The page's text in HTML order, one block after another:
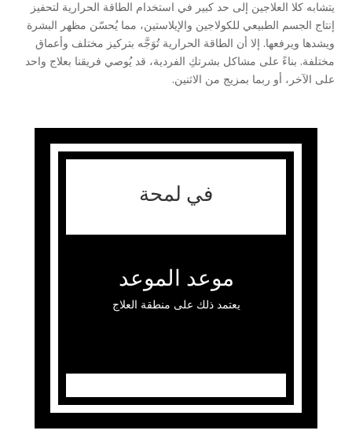
يتشابه كلا العلاجين إلى حد كبير في استخدام الطاقة الحرارية لتحفيز
إنتاج الجسم الطبيعي للكولاجين والإيلاستين، مما يُحسّن مظهر البشرة
ويشدها ويرفعها. إلا أن الطاقة الحرارية تُوَجَّه بتركيز مختلف وأعماق
مختلفة. بناءً على مشاكل بشرتكِ الفردية، قد يُوصي فريقنا بعلاج واحد
على الآخر، أو ربما بمزيج من الاثنين.
في لمحة
موعد الموعد
يعتمد ذلك على منطقة العلاج